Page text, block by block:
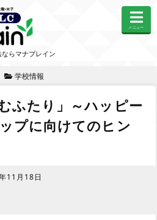
らマナブレイン
メニュー
学校情報
ふたり」～ハッピー
プに向けてのヒン
11月18日